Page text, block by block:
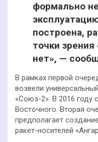
формально
построена,
точки
нет», —
В рамках первой
возвели
«Союз-2». В 2016 году
Восточного. Вторая
предполагает
ракет-носителей